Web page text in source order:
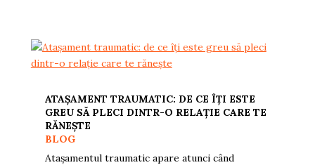
ATAȘAMENT TRAUMATIC: DE CE ÎȚI ESTE
GREU SĂ PLECI DINTR-O RELAȚIE CARE TE
RĂNEȘTE
BLOG
Atașamentul traumatic apare atunci când